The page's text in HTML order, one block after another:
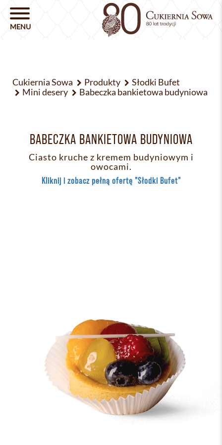
Cukiernia Sowa Produkty
Słodki Bufet
Mini desery
Babeczka bankietowa budyniowa
BABECZKA BANKIETOWA BUDYNIOWA
Ciasto kruche z kremem budyniowym i
owocami.
Kliknij i zobacz pełną ofertę "Słodki Bufet"